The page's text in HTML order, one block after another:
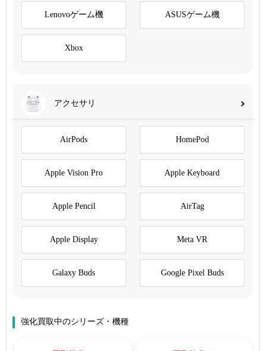
Lenovoゲーム機 ASUSゲーム機
Xbox
アクセサリ
AirPods HomePod
Apple Vision Pro Apple Keyboard
Apple Pencil AirTag
Apple Display Meta VR
Galaxy Buds Google Pixel Buds
強化買取中のシリーズ・機種